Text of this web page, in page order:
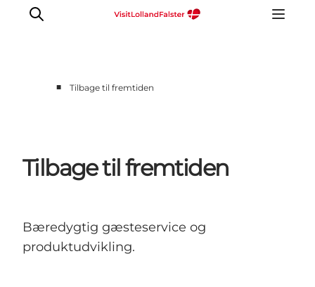
■ Tilbage til fremtiden
Tilbage til fremtiden
Bæredygtig gæsteservice og
produktudvikling.